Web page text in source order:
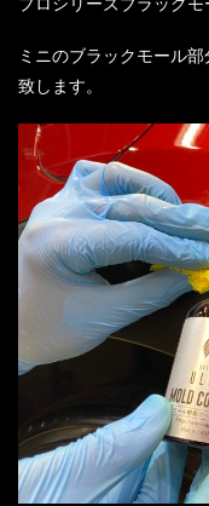
ミニのブラックモール
致します。